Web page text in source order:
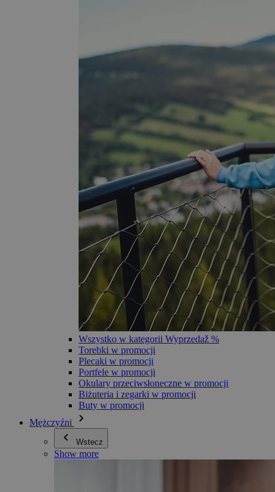
Wszystko w kategorii Wyprzedaž %
Torebki w promocji
Plecaki w promocji
Portfele w promocji
Okulary przeciwsłoneczne w promocji
Biżuteria i zegarki w promocji
Buty w promocji
Mężczyźni
Wstecz
Show more